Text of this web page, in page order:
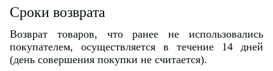
Сроки возврата
Возврат товаров, что ранее не использовались
покупателем, осуществляется в течение 14 дней
(день совершения покупки не считается).